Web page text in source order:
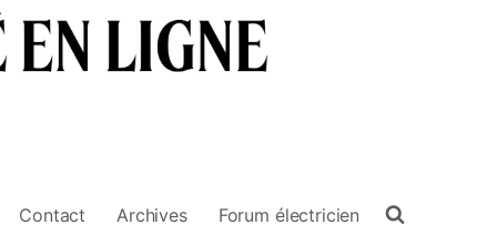
Contact Archives Forum électricien